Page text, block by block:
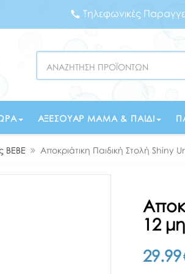
Τηλεφωνικές
ΑΞΕΣΟΥΆΡ ΜΑΜΆ & ΠΑΙΔΊ
BEBE Αποκριάτικη Παιδική Στολή Shiny
12
29.99